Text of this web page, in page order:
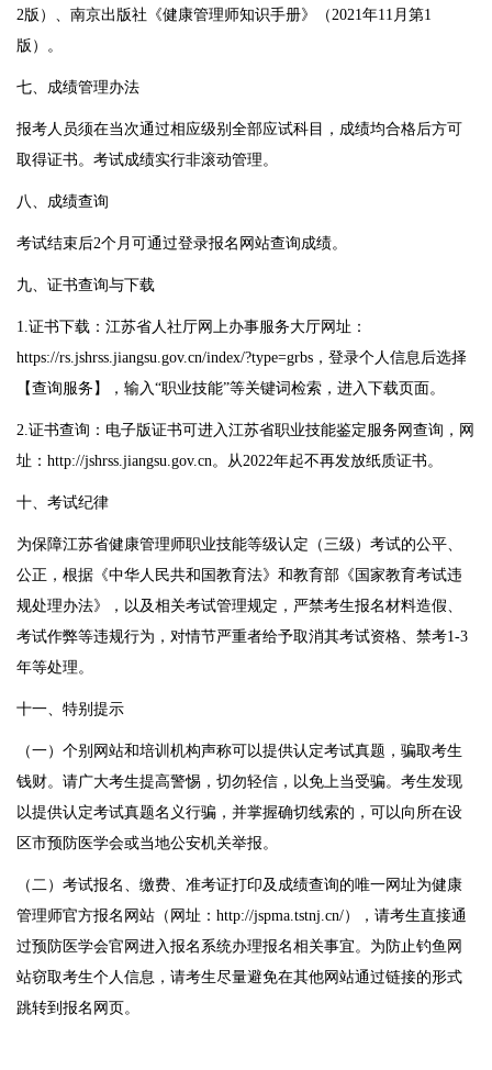
2版）、南京出版社《健康管理师知识手册》（2021年11月第1
版）。
七、成绩管理办法
报考人员须在当次通过相应级别全部应试科目，成绩均合格后方可
取得证书。考试成绩实行非滚动管理。
八、成绩查询
考试结束后2个月可通过登录报名网站查询成绩。
九、证书查询与下载
1.证书下载：江苏省人社厅网上办事服务大厅网址：
https://rs.jshrss.jiangsu.gov.cn/index/?type=grbs ，登录个人信息后选择
【查询服务】，输入“职业技能”等关键词检索，进入下载页面。
2.证书查询：电子版证书可进入江苏省职业技能鉴定服务网查询，网
址： http://jshrss.jiangsu.gov.cn。从2022年起不再发放纸质证书。
十、考试纪律
为保障江苏省健康管理师职业技能等级认定（三级）考试的公平、
公正，根据《中华人民共和国教育法》和教育部《国家教育考试违
规处理办法》，以及相关考试管理规定，严禁考生报名材料造假、
考试作弊等违规行为，对情节严重者给予取消其考试资格、禁考1-3
年等处理。
十一、特别提示
（一）个别网站和培训机构声称可以提供认定考试真题，骗取考生
钱财。请广大考生提高警惕，切勿轻信，以免上当受骗。考生发现
以提供认定考试真题名义行骗，并掌握确切线索的，可以向所在设
区市预防医学会或当地公安机关举报。
（二）考试报名、缴费、准考证打印及成绩查询的唯一网址为健康
管理师官方报名网站（网址： http://jspma.tstnj.cn/），请考生直接通
过预防医学会官网进入报名系统办理报名相关事宜。为防止钓鱼网
站窃取考生个人信息，请考生尽量避免在其他网站通过链接的形式
跳转到报名网页。